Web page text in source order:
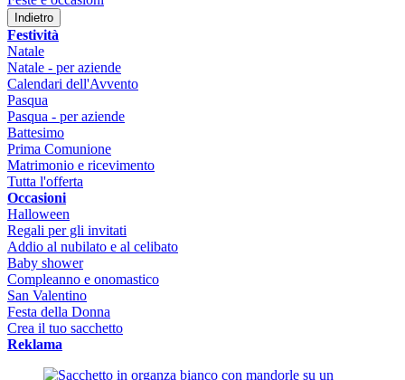
Indietro
Festività
Natale
Natale - per aziende
Calendari dell'Avvento
Pasqua
Pasqua - per aziende
Battesimo
Prima Comunione
Matrimonio e ricevimento
Tutta l'offerta
Occasioni
Halloween
Regali per gli invitati
Addio al nubilato e al celibato
Baby shower
Compleanno e onomastico
San Valentino
Festa della Donna
Crea il tuo sacchetto
Reklama